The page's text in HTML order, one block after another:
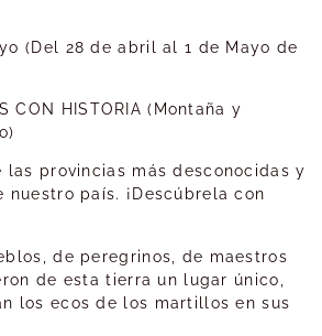
(Del 28 de abril al 1 de Mayo de
CON HISTORIA (Montaña y
las provincias más desconocidas y
nuestro país. ¡Descúbrela con
de peregrinos, de maestros
de esta tierra un lugar único,
los ecos de los martillos en sus